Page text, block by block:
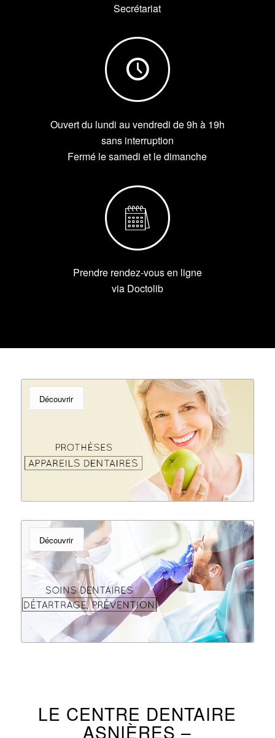
Secrétariat
Ouvert du lundi au vendredi de 9h à 19h
sans interruption
Fermé le samedi et le dimanche
Prendre rendez-vous en ligne
via Doctolib
Découvrir
Découvrir
LE CENTRE DENTAIRE
ASNIÈRES –